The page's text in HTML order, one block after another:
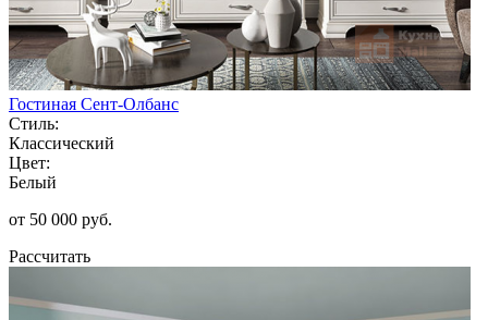
Гостиная Сент-Олбанс
Стиль:
Классический
Цвет:
Белый
от 50 000 руб.
Рассчитать